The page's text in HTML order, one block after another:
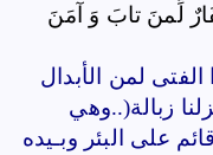
لِّمنَ تابَ وَ آمَنَ
لمن الأبدال
زبالة(..وهي
على البئر وبـيده